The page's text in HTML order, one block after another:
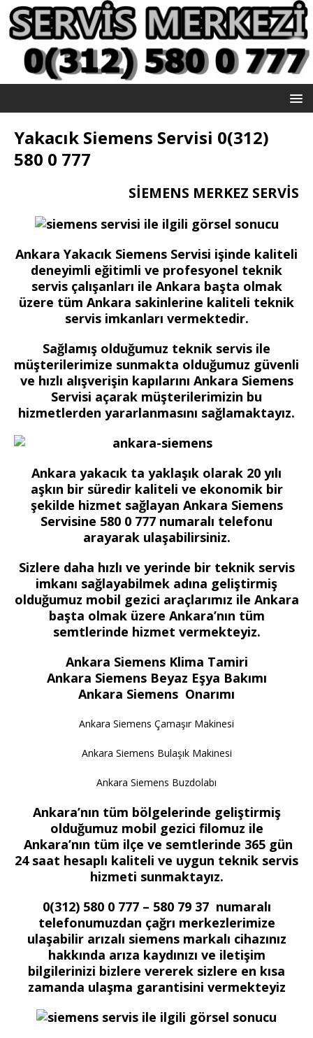
Yakacık Siemens Servisi 0(312)
580 0 777
SİEMENS MERKEZ SERVİS
Ankara Yakacık Siemens Servisi işinde kaliteli
deneyimli eğitimli ve profesyonel teknik
servis çalışanları ile Ankara başta olmak
üzere tüm Ankara sakinlerine kaliteli teknik
servis imkanları vermektedir.
Sağlamış olduğumuz teknik servis ile
müşterilerimize sunmakta olduğumuz güvenli
ve hızlı alışverişin kapılarını Ankara Siemens
Servisi açarak müşterilerimizin bu
hizmetlerden yararlanmasını sağlamaktayız.
Ankara yakacık ta yaklaşık olarak 20 yılı
aşkın bir süredir kaliteli ve ekonomik bir
şekilde hizmet sağlayan Ankara Siemens
Servisine 580 0 777 numaralı telefonu
arayarak ulaşabilirsiniz.
Sizlere daha hızlı ve yerinde bir teknik servis
imkanı sağlayabilmek adına geliştirmiş
olduğumuz mobil gezici araçlarımız ile Ankara
başta olmak üzere Ankara’nın tüm
semtlerinde hizmet vermekteyiz.
Ankara Siemens Klima Tamiri
Ankara Siemens Beyaz Eşya Bakımı
Ankara Siemens Onarımı
Ankara Siemens Çamaşır Makinesi
Ankara Siemens Bulaşık Makinesi
Ankara Siemens Buzdolabı
Ankara’nın tüm bölgelerinde geliştirmiş
olduğumuz mobil gezici filomuz ile
Ankara’nın tüm ilçe ve semtlerinde 365 gün
24 saat hesaplı kaliteli ve uygun teknik servis
hizmeti sunmaktayız.
0(312) 580 0 777 – 580 79 37 numaralı
telefonumuzdan çağrı merkezlerimize
ulaşabilir arızalı siemens markalı cihazınız
hakkında arıza kaydınızı ve iletişim
bilgilerinizi bizlere vererek sizlere en kısa
zamanda ulaşma garantisini vermekteyiz